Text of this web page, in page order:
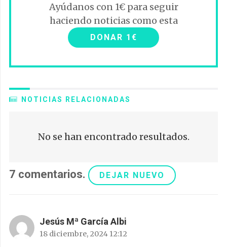
Ayúdanos con 1€ para seguir
haciendo noticias como esta
DONAR 1€
NOTICIAS RELACIONADAS
No se han encontrado resultados.
7 comentarios. DEJAR NUEVO
Jesús Mª García Albi
18 diciembre, 2024 12:12